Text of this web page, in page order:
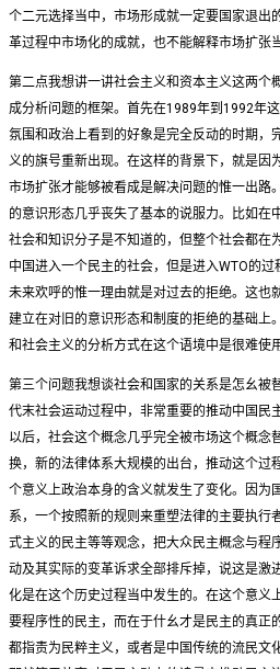
个二元选择当中，市场形成就一定要国家退出
革过程中市场化的成就，也不能解释市场扩张
第二点我想讲一讲社会主义和资本主义这两个
成分析问题的框架。首先在1989年到1992年
氛围和政治上看到的好象是完全反动的时期，
义的旗号重新出现。在这样的背景下，就是因
市场扩张才能够被看成是解决问题的惟一出路
的意识形态几乎丧失了基本的说服力。比如在
社会和知识分子是不知道的，但整个社会都在
中国进入一个民主的社会，但是进入WTO的
未来欢呼的惟一理由就是对过去的拒绝。这也
建立在对旧的意识形态和制度的拒绝的基础上
和社会主义的分析方式在这个语境中是很难使用
第三个问题我想谈社会和国家的关系是怎幺被
代末社会运动过程中，非常重要的推动中国民
以后，社会这个概念几乎完全被市场这个概念
换，新的法律体系大规模的出台，推动这个过
个意义上政治本身的含义就发生了变化。因为
系，一个按照新的规则来重塑法律的主要执行
式主义的民主等等观念，把大众民主概念与程
动及其实际的变革诉求全部排斥掉，说这是激
化是在这个历史过程当中发生的。在这个意义
要程序性的民主，而在于什幺才是民主的真正
都指责为民粹主义，或者是中国传统的流民文